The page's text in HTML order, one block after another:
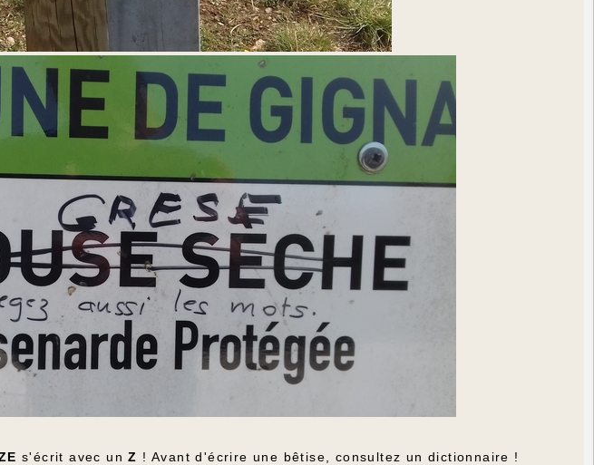
s'écrit avec unZ ! Avant d'écrire une bêtise, consultez un dictionnaire !